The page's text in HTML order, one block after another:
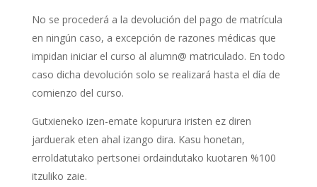
No se procederá a la devolución del pago de matrícula
en ningún caso, a excepción de razones médicas que
impidan iniciar el curso al alumn@ matriculado. En todo
caso dicha devolución solo se realizará hasta el día de
comienzo del curso.
Gutxieneko izen-emate kopurura iristen ez diren
jarduerak eten ahal izango dira. Kasu honetan,
erroldatutako pertsonei ordaindutako kuotaren %100
itzuliko zaie.